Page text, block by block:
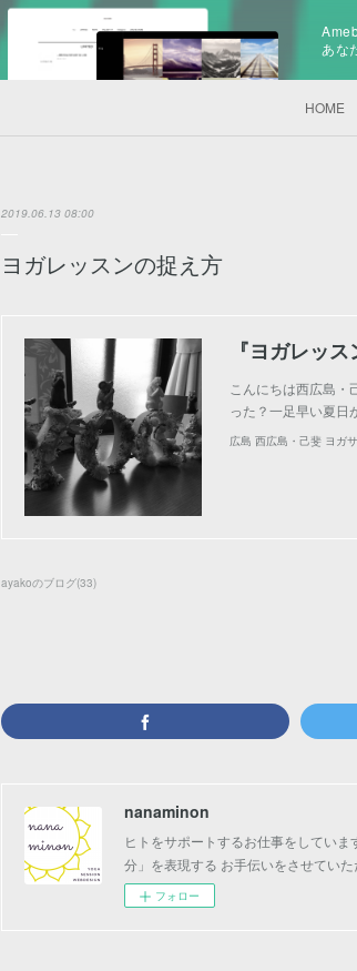
あな
HOME
2019.06.13 08:00
ヨガレッスンの捉え方
『ヨガレッ
こんにちは西広島
った？一足早い夏日
広島 西広島・己斐 ヨガ
ayakoのブログ(33)
nanaminon
ヒトをサポートするお仕事をしてい
分」を表現する お手伝いをさせていた
フォロー